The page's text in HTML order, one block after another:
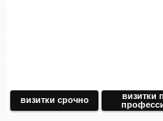
визитки срочно
визитки